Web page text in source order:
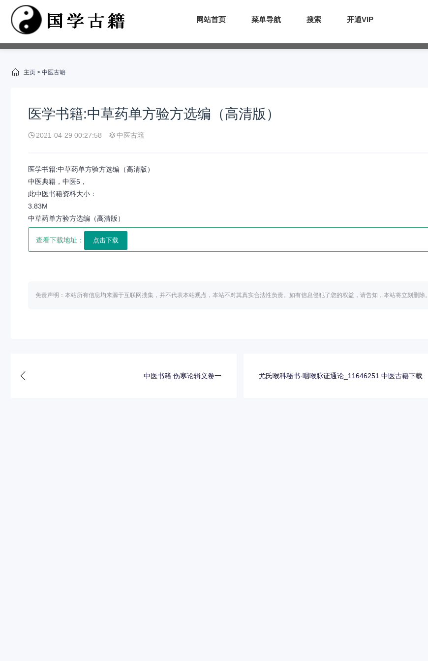
网站首页 菜单导航 搜索 开通VIP
主页 > 中医古籍
医学书籍:中草药单方验方选编（高清版）
2021-04-29 00:27:58 中医古籍
医学书籍:中草药单方验方选编（高清版）
中医典籍，中医5，
此中医书籍资料大小：
3.83M
中草药单方验方选编（高清版）
查看下载地址：
免责声明：本站所有信息均来源于互联网搜集，并不代表本站观点，本站不对其真实合法性负责。如有信息侵犯了您的权益，请告知，本站将立刻删除。
中医书籍:伤寒论辑义卷一 尤氏喉科秘书·咽喉脉证通论_11646251:中医古籍下载